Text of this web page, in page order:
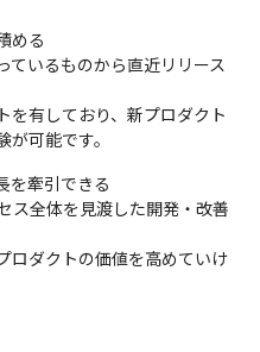
める
ているものから直近リリース
を有しており、新プロダクト
可能です。
を牽引できる
ス全体を見渡した開発・改善
ロダクトの価値を高めていけ